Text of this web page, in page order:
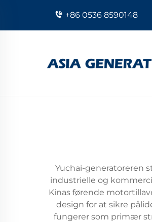
+86 0536 8590148
Yuchai-generatoreren
industrielle og
Kinas førende
design for at sikre
fungerer som primær